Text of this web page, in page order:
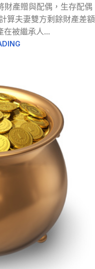
財產贈與配偶，生存配偶
算夫妻雙方剩餘財產差額
在被繼承人...